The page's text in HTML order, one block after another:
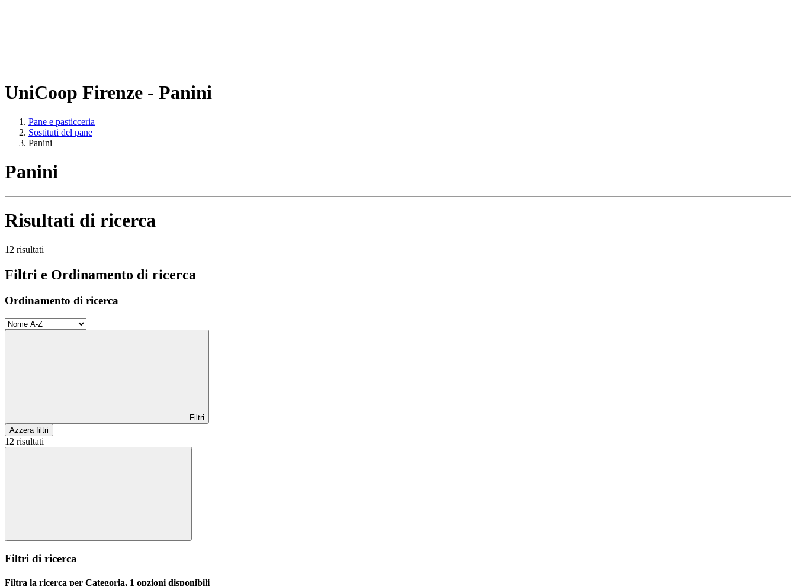
UniCoop Firenze - Panini
Pane e pasticceria
Sostituti del pane
Panini
Panini
Risultati di ricerca
12 risultati
Filtri e Ordinamento di ricerca
Ordinamento di ricerca
Filtri
Azzera filtri
12 risultati
Filtri di ricerca
Filtra la ricerca per Categoria, 1 opzioni disponibili